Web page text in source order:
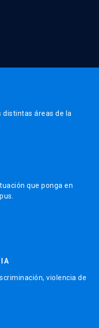
distintas áreas de la
que ponga en
violencia de